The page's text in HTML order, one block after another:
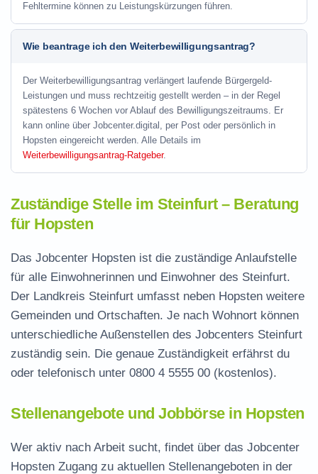
Fehltermine können zu Leistungskürzungen führen.
Wie beantrage ich den Weiterbewilligungsantrag?
Der Weiterbewilligungsantrag verlängert laufende Bürgergeld-
Leistungen und muss rechtzeitig gestellt werden – in der Regel
spätestens 6 Wochen vor Ablauf des Bewilligungszeitraums. Er
kann online über Jobcenter.digital, per Post oder persönlich in
Hopsten eingereicht werden. Alle Details im
Weiterbewilligungsantrag-Ratgeber.
Zuständige Stelle im Steinfurt – Beratung
für Hopsten
Das Jobcenter Hopsten ist die zuständige Anlaufstelle
für alle Einwohnerinnen und Einwohner des Steinfurt.
Der Landkreis Steinfurt umfasst neben Hopsten weitere
Gemeinden und Ortschaften. Je nach Wohnort können
unterschiedliche Außenstellen des Jobcenters Steinfurt
zuständig sein. Die genaue Zuständigkeit erfährst du
oder telefonisch unter 0800 4 5555 00 (kostenlos).
Stellenangebote und Jobbörse in Hopsten
Wer aktiv nach Arbeit sucht, findet über das Jobcenter
Hopsten Zugang zu aktuellen Stellenangeboten in der